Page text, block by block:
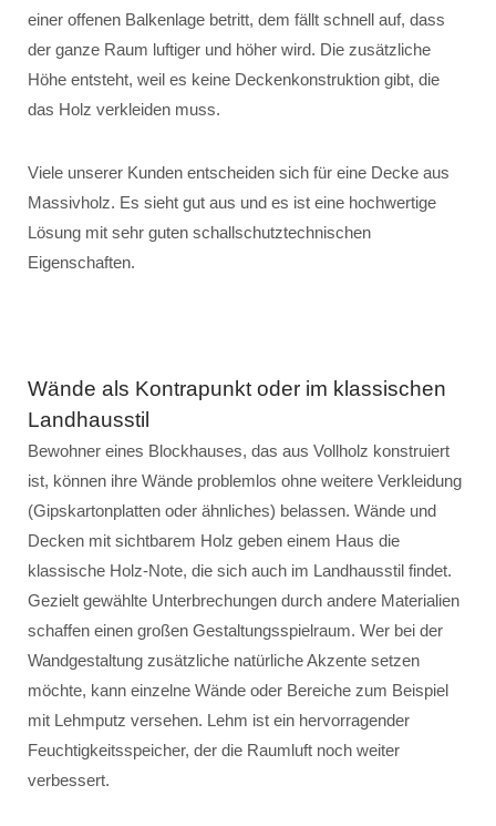
einer offenen Balkenlage betritt, dem fällt schnell auf, dass
der ganze Raum luftiger und höher wird. Die zusätzliche
Höhe entsteht, weil es keine Deckenkonstruktion gibt, die
das Holz verkleiden muss.
Viele unserer Kunden entscheiden sich für eine Decke aus
Massivholz. Es sieht gut aus und es ist eine hochwertige
Lösung mit sehr guten schallschutztechnischen
Eigenschaften.
Wände als Kontrapunkt oder im klassischen
Landhausstil
Bewohner eines Blockhauses, das aus Vollholz konstruiert
ist, können ihre Wände problemlos ohne weitere Verkleidung
(Gipskartonplatten oder ähnliches) belassen. Wände und
Decken mit sichtbarem Holz geben einem Haus die
klassische Holz-Note, die sich auch im Landhausstil findet.
Gezielt gewählte Unterbrechungen durch andere Materialien
schaffen einen großen Gestaltungsspielraum. Wer bei der
Wandgestaltung zusätzliche natürliche Akzente setzen
möchte, kann einzelne Wände oder Bereiche zum Beispiel
mit Lehmputz versehen. Lehm ist ein hervorragender
Feuchtigkeitsspeicher, der die Raumluft noch weiter
verbessert.